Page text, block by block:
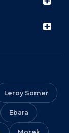
Leroy Somer
Ebara